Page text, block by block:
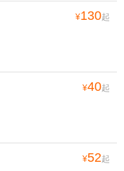
¥130起
¥40起
¥52起